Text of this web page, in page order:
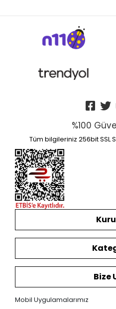
%100
Tüm bilgileriniz 256bit SSL
Bize
Mobil Uygulamalarımız